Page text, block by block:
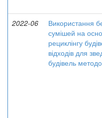
2022-06
Використання
сумішей на
рециклінгу
відходів для
будівель